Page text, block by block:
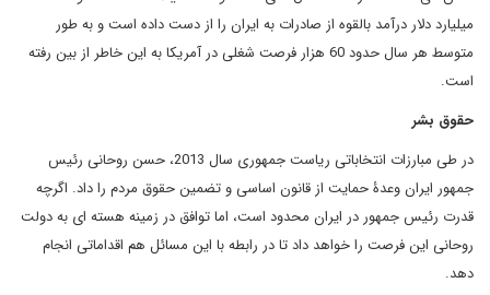
میلیارد دلار درآمد بالقوه از صادرات به ایران را از دست داده است و به طور
متوسط هر سال حدود 60 هزار فرصت شغلی در آمریکا به این خاطر از بین رفته
است.
حقوق بشر
در طی مبارزات انتخاباتی ریاست جمهوری سال 2013، حسن روحانی رئیس
جمهور ایران وعدۀ حمایت از قانون اساسی و تضمین حقوق مردم را داد. اگرچه
قدرت رئیس جمهور در ایران محدود است، اما توافق در زمینه هسته ای به دولت
روحانی این فرصت را خواهد داد تا در رابطه با این مسائل هم اقداماتی انجام
دهد.